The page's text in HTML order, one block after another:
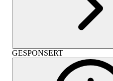
GESPONSERT